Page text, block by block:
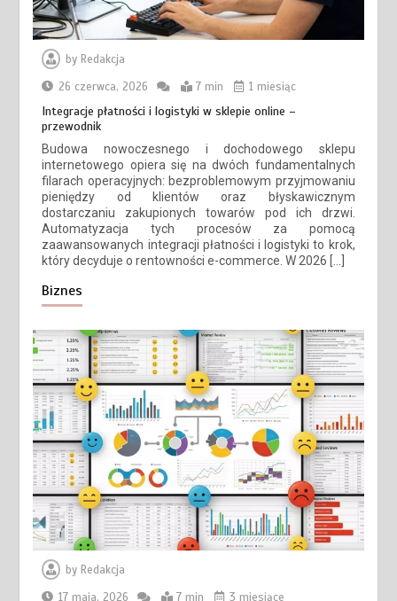
by Redakcja
26 czerwca, 2026
7 min 1 miesiąc
Integracje płatności i logistyki w sklepie online –
przewodnik
Budowa nowoczesnego i dochodowego sklepu
internetowego opiera się na dwóch fundamentalnych
filarach operacyjnych: bezproblemowym przyjmowaniu
pieniędzy od klientów oraz błyskawicznym
dostarczaniu zakupionych towarów pod ich drzwi.
Automatyzacja tych procesów za pomocą
zaawansowanych integracji płatności i logistyki to krok,
który decyduje o rentowności e-commerce. W 2026 […]
Biznes
by Redakcja
17 maja, 2026
7 min 3 miesiące